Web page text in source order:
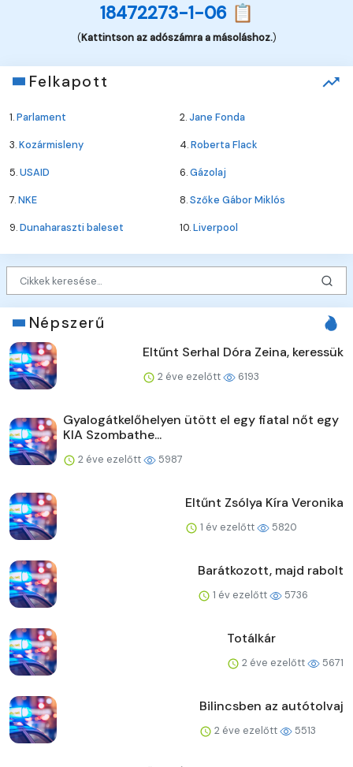
18472273-1-06 📋
(Kattintson az adószámra a másoláshoz.)
Felkapott
1.Parlament 2.Jane Fonda
3.Kozármisleny 4.Roberta Flack
5.USAID 6.Gázolaj
7.NKE 8.Szőke Gábor Miklós
9.Dunaharaszti baleset 10.Liverpool
Népszerű
Eltűnt Serhal Dóra Zeina, keressük
2 éve ezelőtt 6193
Gyalogátkelőhelyen ütött el egy fiatal nőt egy
KIA Szombathe...
2 éve ezelőtt 5987
Eltűnt Zsólya Kíra Veronika
1 év ezelőtt 5820
Barátkozott, majd rabolt
1 év ezelőtt 5736
Totálkár
2 éve ezelőtt 5671
Bilincsben az autótolvaj
2 éve ezelőtt 5513